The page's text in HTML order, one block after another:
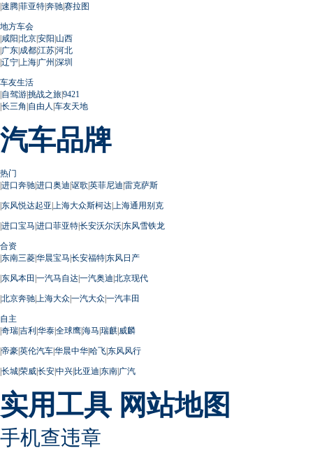
|速腾|菲亚特|奔驰|赛拉图
地方车会
|咸阳|北京|安阳|山西
|广东|成都|江苏|河北
|辽宁| 上海|广州 |深圳
车友生活
|自驾游|挑战之旅|9421
|长三角 |自由人 |车友天地
汽车品牌
热门
|进口奔驰|进口奥迪|讴歌|英菲尼迪|雷克萨斯
|东风悦达起亚| 上海大众斯柯达| 上海通用别克
|进口宝马|进口菲亚特|长安沃尔沃|东风雪铁龙
合资
|东南三菱|华晨宝马|长安福特|东风日产
|东风本田 |一汽马自达|一汽奥迪|北京现代
|北京奔驰| 上海大众|一汽大众|一汽丰田
自主
|奇瑞|吉利|华泰|全球鹰|海马|瑞麒|威麟
|帝豪|英伦汽车|华晨中华|哈飞|东风风行
|长城|荣威|长安|中兴|比亚迪|东南|广汽
实用工具 网站地图
手机查违章